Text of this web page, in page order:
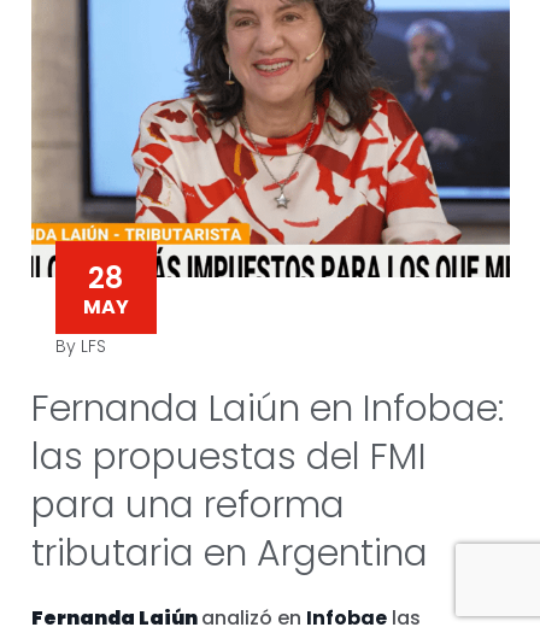
28
MAY
By LFS
Fernanda Laiún en Infobae:
las propuestas del FMI
para una reforma
tributaria en Argentina
Fernanda Laiúnanalizó en Infobaelas